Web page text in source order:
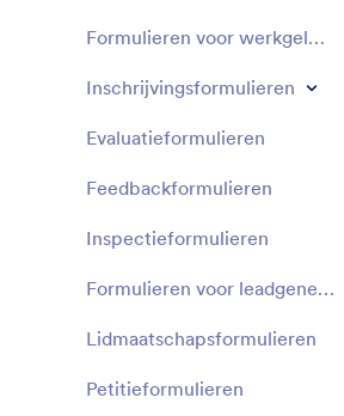
Formulieren voor werkgelegenheid
Inschrijvingsformulieren
Evaluatieformulieren
Feedbackformulieren
Inspectieformulieren
Formulieren voor leadgeneratie
Lidmaatschapsformulieren
Petitieformulieren